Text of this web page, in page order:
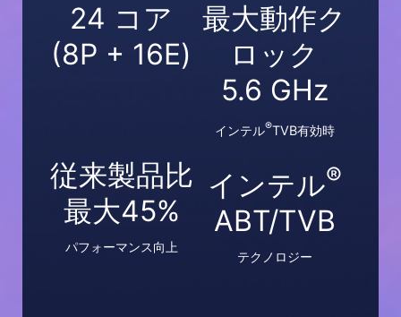
24 コア
(8P + 16E)
最大動作ク
ロック
5.6 GHz
インテル®TVB有効時
従来製品比
最大45%
パフォーマンス向上
インテル®
ABT/TVB
テクノロジー